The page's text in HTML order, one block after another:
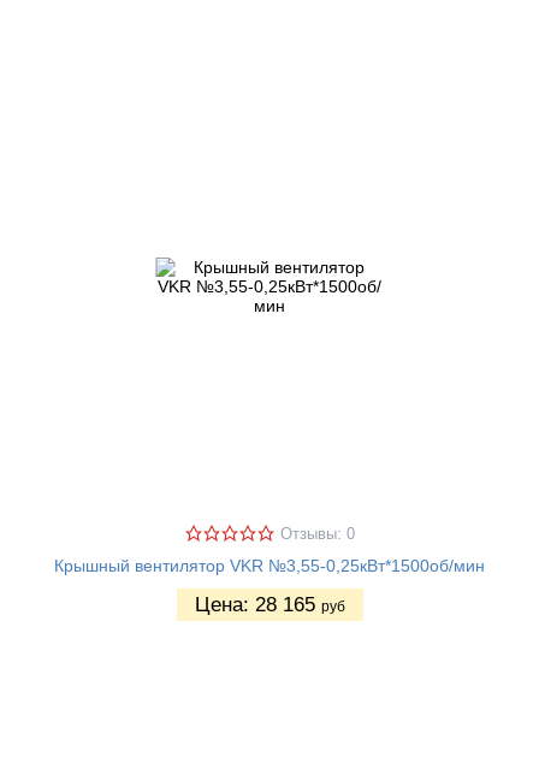
Отзывы: 0
Крышный вентилятор VKR №3,55-0,25кВт*1500об/мин
Цена: 28 165 руб